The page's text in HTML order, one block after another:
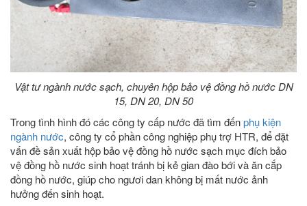
Vật tư ngành nước sạch, chuyên hộp bảo vệ đồng hồ nước DN
15, DN 20, DN 50
Trong tình hình đó các công ty cấp nước đã tìm đếnphụ kiện
ngành nước, công ty cổ phần công nghiệp phụ trợ HTR, để đặt
vấn đề sản xuất hộp bảo vệ đồng hồ nước sạch mục đích bảo
vệ đồng hồ nước sinh hoạt tránh bị kẻ gian đào bới và ăn cắp
đồng hồ nước, giúp cho ngươi dan không bị mất nước ảnh
hưởng đến sinh hoạt.